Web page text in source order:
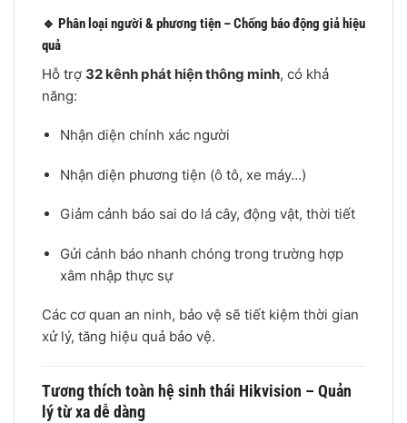
🔹 Phân loại người & phương tiện – Chống báo động giả hiệu
quả
Hỗ trợ 32 kênh phát hiện thông minh, có khả
năng:
Nhận diện chính xác người
Nhận diện phương tiện (ô tô, xe máy…)
Giảm cảnh báo sai do lá cây, động vật, thời tiết
Gửi cảnh báo nhanh chóng trong trường hợp
xâm nhập thực sự
Các cơ quan an ninh, bảo vệ sẽ tiết kiệm thời gian
xử lý, tăng hiệu quả bảo vệ.
Tương thích toàn hệ sinh thái Hikvision – Quản
lý từ xa dễ dàng